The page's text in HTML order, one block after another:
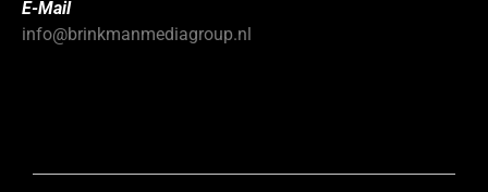
E-Mail
info@brinkmanmediagroup.nl